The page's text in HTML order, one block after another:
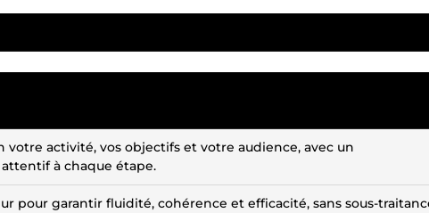
votre activité, vos objectifs et votre audience, avec un
à chaque étape.
pour garantir fluidité, cohérence et efficacité, sans sous-